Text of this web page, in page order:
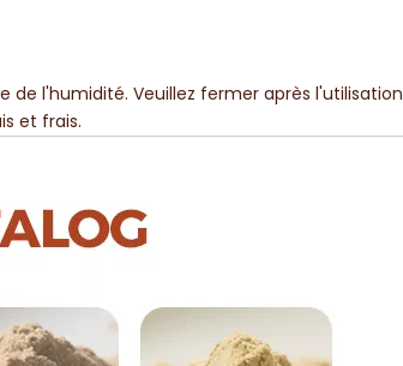
l'humidité. Veuillez fermer après l'utilisation
et frais.